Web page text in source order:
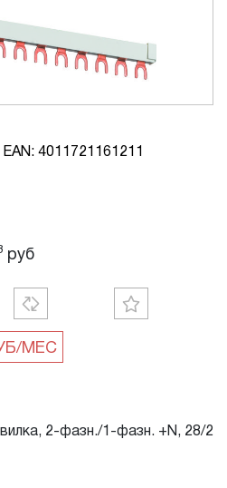
4011721161211
руб
2-фазн./1-фазн. +N, 28/2